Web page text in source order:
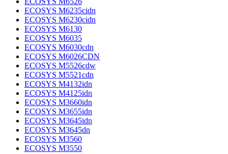
ECOSYS M6235cidn
ECOSYS M6230cidn
ECOSYS M6130
ECOSYS M6035
ECOSYS M6030cdn
ECOSYS M6026CDN
ECOSYS M5526cdw
ECOSYS M5521cdn
ECOSYS M4132idn
ECOSYS M4125idn
ECOSYS M3660idn
ECOSYS M3655idn
ECOSYS M3645idn
ECOSYS M3645dn
ECOSYS M3560
ECOSYS M3550